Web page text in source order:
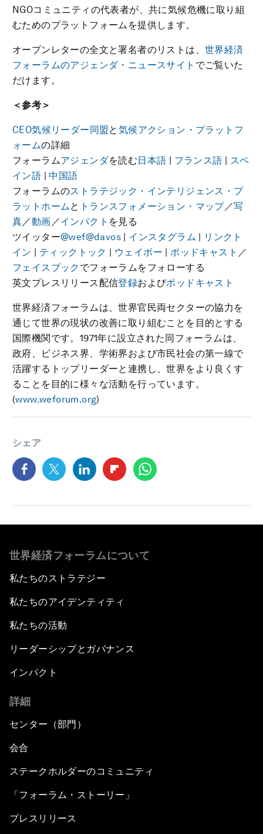
NGOコミュニティの代表者が、共に気候危機に取り組
むためのプラットフォームを提供します。
オープンレターの全文と署名者のリストは、 世界経済
フォーラムのアジェンダ・ニュースサイト でご覧いた
だけます。
＜参考＞
CEO気候リーダー同盟と 気候アクション・プラットフ
ォームの詳細
フォーラムアジェンダを読む日本語 | フランス語 | スペ
イン語 |中国語
フォーラムのストラテジック・インテリジェンス・プ
ラットホームと トランスフォメーション・マップ／写
真／動画 ／インパクト を見る
ツイッター@wef@davos | インスタグラム | リンクト
イン | ティックトック | ウェイボー |ポッドキャスト ／
フェイスブック でフォーラムをフォローする
英文プレスリリース配信登録およびポッドキャスト
世界経済フォーラムは、世界官民両セクターの協力を
通じて世界の現状の改善に取り組むことを目的とする
国際機関です。1971年に設立された同フォーラムは、
政府、ビジネス界、学術界および市民社会の第一線で
活躍するトップリーダーと連携し、世界をより良くす
ることを目的に様々な活動を行っています。
(www.weforum.org)
シェア
世界経済フォーラムについて
私たちのストラテジー
私たちのアイデンティティ
私たちの活動
リーダーシップとガバナンス
インパクト
詳細
センター（部門）
会合
ステークホルダーのコミュニティ
「フォーラム・ストーリー」
プレスリリース